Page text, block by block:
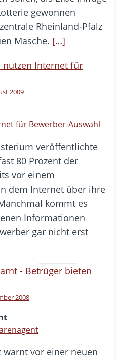
gewonnen
Rheinland-Pfalz
Masche. […]
2009
für Bewerber-Auswahl
veröffentlichte
80 Prozent der
vor einem
dem Internet über ihre
kommt es
Informationen
gar nicht erst
2008
vor einer neuen